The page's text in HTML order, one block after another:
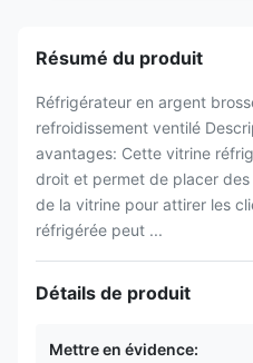
Résumé du produit
Réfrigérateur en argent
refroidissement ventilé
avantages: Cette vitrine
droit et permet de placer
de la vitrine pour attirer les
réfrigérée peut ...
Détails de produit
Mettre en évidence: